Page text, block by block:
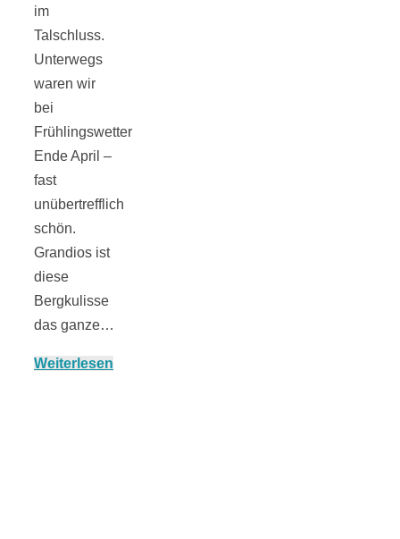
im
Talschluss.
Unterwegs
waren wir
bei
Frühlingswetter
Ende April –
fast
unübertrefflich
schön.
Grandios ist
diese
Bergkulisse
das ganze…
Weiterlesen